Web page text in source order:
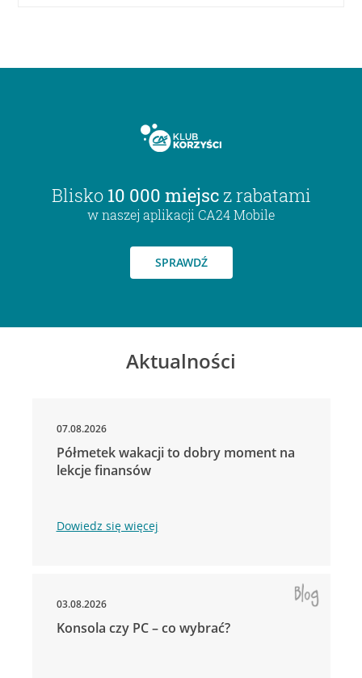
Blisko 10 000 miejsc z rabatami
w naszej aplikacji CA24 Mobile
SPRAWDŹ
Aktualności
07.08.2026
Półmetek wakacji to dobry moment na
lekcje finansów
Dowiedz się więcej
03.08.2026
Konsola czy PC – co wybrać?